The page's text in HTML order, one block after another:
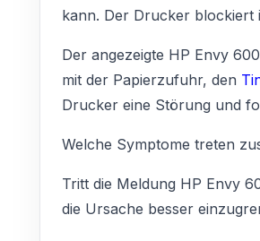
kann. Der Drucker blockiert
Der angezeigte HP Envy
mit der Papierzufuhr, den
Drucker eine Störung und
Welche Symptome treten
Tritt die Meldung HP Envy
die Ursache besser